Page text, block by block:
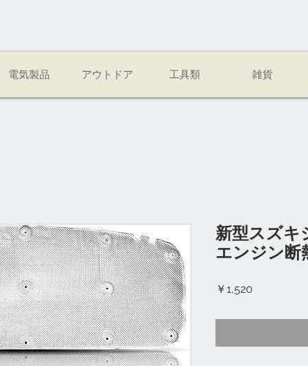
電気製品 アウトドア 工具類 雑貨
新型スズキ
エンジン断
￥1,520